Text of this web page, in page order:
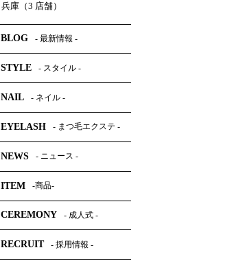
兵庫（3 店舗）
BLOG - 最新情報 -
STYLE - スタイル -
NAIL - ネイル -
EYELASH - まつ毛エクステ -
NEWS - ニュース -
ITEM -商品-
CEREMONY - 成人式 -
RECRUIT - 採用情報 -